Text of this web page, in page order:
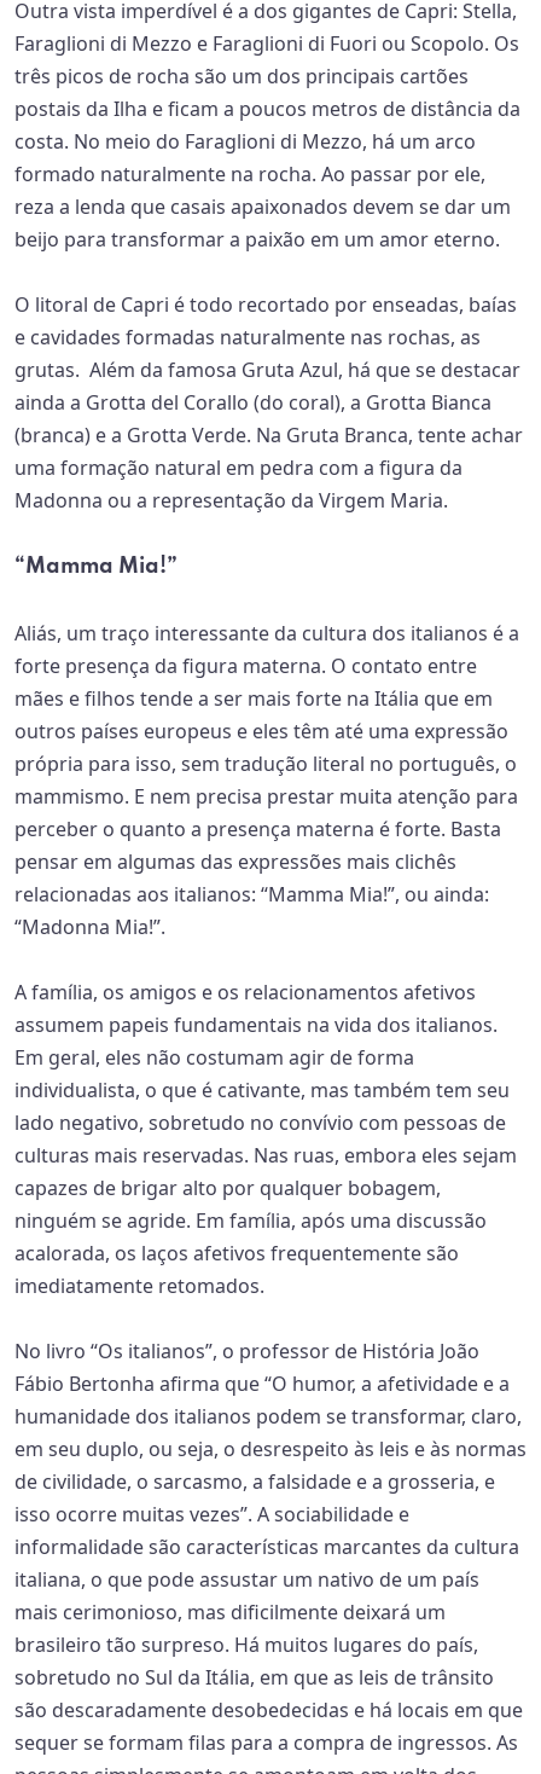
Outra vista imperdível é a dos gigantes de Capri: Stella,
Faraglioni di Mezzo e Faraglioni di Fuori ou Scopolo. Os
três picos de rocha são um dos principais cartões
postais da Ilha e ficam a poucos metros de distância da
costa. No meio do Faraglioni di Mezzo, há um arco
formado naturalmente na rocha. Ao passar por ele,
reza a lenda que casais apaixonados devem se dar um
beijo para transformar a paixão em um amor eterno.
O litoral de Capri é todo recortado por enseadas, baías
e cavidades formadas naturalmente nas rochas, as
grutas. Além da famosa Gruta Azul, há que se destacar
ainda a Grotta del Corallo (do coral), a Grotta Bianca
(branca) e a Grotta Verde. Na Gruta Branca, tente achar
uma formação natural em pedra com a figura da
Madonna ou a representação da Virgem Maria.
“Mamma Mia!”
Aliás, um traço interessante da cultura dos italianos é a
forte presença da figura materna. O contato entre
mães e filhos tende a ser mais forte na Itália que em
outros países europeus e eles têm até uma expressão
própria para isso, sem tradução literal no português, o
mammismo. E nem precisa prestar muita atenção para
perceber o quanto a presença materna é forte. Basta
pensar em algumas das expressões mais clichês
relacionadas aos italianos: “Mamma Mia!”, ou ainda:
“Madonna Mia!”.
A família, os amigos e os relacionamentos afetivos
assumem papeis fundamentais na vida dos italianos.
Em geral, eles não costumam agir de forma
individualista, o que é cativante, mas também tem seu
lado negativo, sobretudo no convívio com pessoas de
culturas mais reservadas. Nas ruas, embora eles sejam
capazes de brigar alto por qualquer bobagem,
ninguém se agride. Em família, após uma discussão
acalorada, os laços afetivos frequentemente são
imediatamente retomados.
No livro “Os italianos”, o professor de História João
Fábio Bertonha afirma que “O humor, a afetividade e a
humanidade dos italianos podem se transformar, claro,
em seu duplo, ou seja, o desrespeito às leis e às normas
de civilidade, o sarcasmo, a falsidade e a grosseria, e
isso ocorre muitas vezes”. A sociabilidade e
informalidade são características marcantes da cultura
italiana, o que pode assustar um nativo de um país
mais cerimonioso, mas dificilmente deixará um
brasileiro tão surpreso. Há muitos lugares do país,
sobretudo no Sul da Itália, em que as leis de trânsito
são descaradamente desobedecidas e há locais em que
sequer se formam filas para a compra de ingressos. As